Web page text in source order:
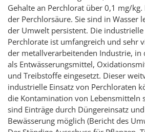
Gehalte an Perchlorat über 0,1 mg/kg.
der Perchlorsäure. Sie sind in Wasser
der Umwelt persistent. Die
Perchlorate ist umfangreich und sehr
der metallverarbeitenden Industrie, in
als Entwässerungsmittel,
und Treibstoffe eingesetzt. Dieser
industrielle Einsatz von Perchloraten
die Kontamination von Lebensmitteln
sind Einträge durch Düngereinsatz
Bewässerung möglich (Bericht des